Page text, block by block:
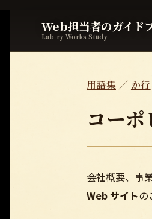
Web担当者のガイド
Lab-ry Works Study
用語集／ か行
コーポ
会社概要、事
Web サイトの